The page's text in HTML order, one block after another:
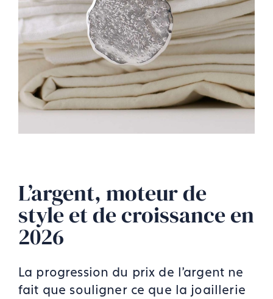
L’argent, moteur de
style et de croissance en
2026
La progression du prix de l’argent ne
fait que souligner ce que la joaillerie